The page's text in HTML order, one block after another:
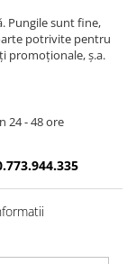
Pungile sunt fine,
potrivite pentru
promoționale, ș.a.
24 - 48 ore